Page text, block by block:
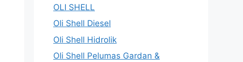
OLI SHELL
Oli Shell Diesel
Oli Shell Hidrolik
Oli Shell Pelumas Gardan &